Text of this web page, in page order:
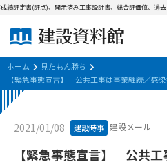
建設資料館とは
東京都の入札資料
国土交通省の入札
評定書(評点)、開示済み工事設計書、総合評価値、過去
ホーム
見たもん勝ち
【緊急事態宣言】 公共工事は事業継続／感
2021/01/08 建設時事 建設メール
【緊急事態宣言】 公共